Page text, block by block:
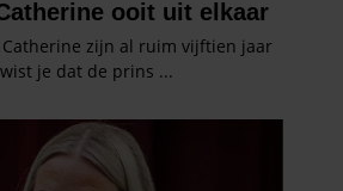
cookies als u onze website blijft